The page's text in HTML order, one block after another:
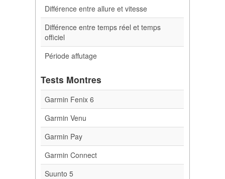
Différence entre allure et vitesse
Différence entre temps réel et temps
officiel
Période affutage
Tests Montres
Garmin Fenix 6
Garmin Venu
Garmin Pay
Garmin Connect
Suunto 5